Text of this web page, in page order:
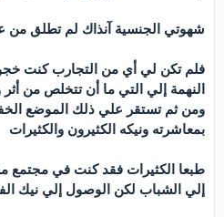
شهوتي الجنسية آنذاك لم تطلق من
فلم تكن لي أي من التجارب كنت
النهمة إلي التي ما أن تتخلص من
ومن ثم تستقر علي ذلك الموضع
بمعاشرته ونيكه الكثيرون والكثيرات
طبعا الكثيرات فقد كنت في
إلي الشباب لكن الوصول إلي نيك